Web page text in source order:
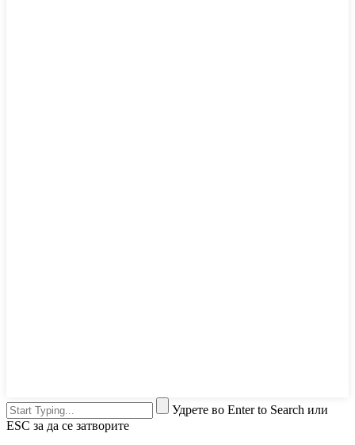
Удрете во Enter to Search или
ESC за да се затворите